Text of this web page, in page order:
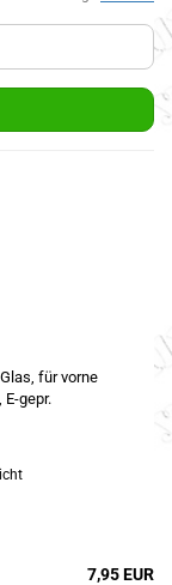
für vorne
gepr.
7,95 EUR